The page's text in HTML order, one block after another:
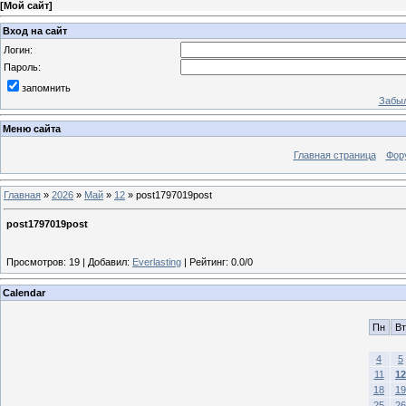
[Мой сайт]
Вход на сайт
Логин:
Пароль:
запомнить
Меню сайта
Главная страница
Главная » 2026 » Май » 12 » post1797019post
post1797019post
Просмотров: 19 | Добавил: Everlasting | Рейтинг: 0.0/0
Calendar
Пн Вт
4
5
11
12
18
19